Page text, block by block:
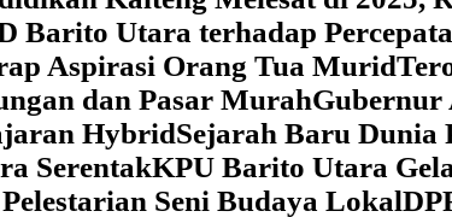
Barito Utara terhadap
Aspirasi Orang Tua Murid
dan Pasar MurahGubernur
HybridSejarah Baru Dunia
SerentakKPU Barito Utara
Seni Budaya Lokal